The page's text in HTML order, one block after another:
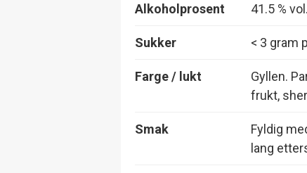
Alkoholprosent 41.5 % vol.
Sukker < 3 gram
Farge / lukt
Gyllen.
frukt,
Smak
Fyldig
lang